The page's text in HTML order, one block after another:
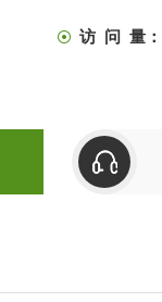
访 问 量：